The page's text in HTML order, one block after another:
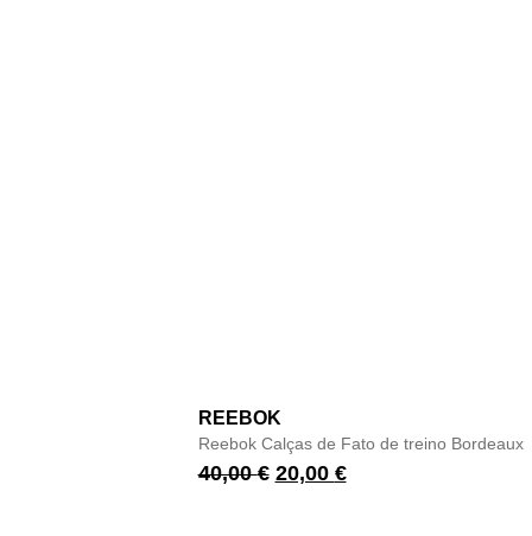
REEBOK
Reebok Calças de Fato de treino Bordeaux
40,00€ 20,00 €